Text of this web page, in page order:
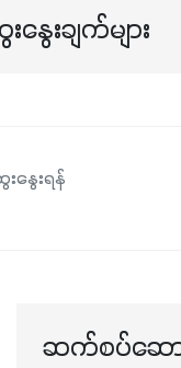
အရသာ ပိုမိုကောင်
ဖြစ်ပါတယ်။ ဟူးမစ်
နှံစားသီးနှံများ၊ပဲအ
အားလုံးမှာ အသုံးပ
နွေးချက်များ
နွေးရန်
ဆက်စပ်ဆောင်